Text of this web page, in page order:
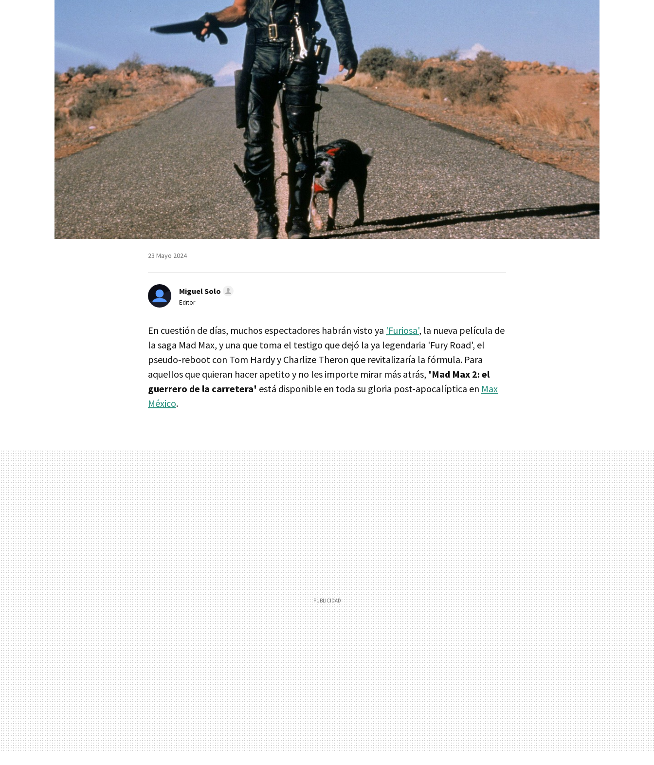
23 Mayo 2024
Miguel Solo
Editor
En cuestión de días, muchos espectadores habrán visto ya 'Furiosa', la nueva película de
la saga Mad Max, y una que toma el testigo que dejó la ya legendaria 'Fury Road', el
pseudo-reboot con Tom Hardy y Charlize Theron que revitalizaría la fórmula. Para
aquellos que quieran hacer apetito y no les importe mirar más atrás, 'Mad Max 2: el
guerrero de la carretera' está disponible en toda su gloria post-apocalíptica en Max
México.